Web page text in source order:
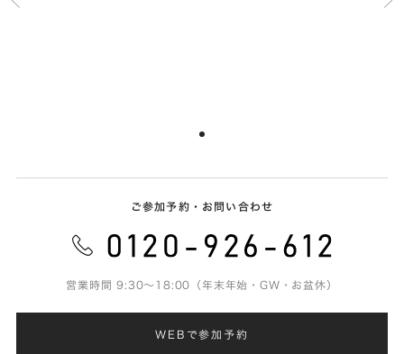
ご参加予約・お問い合わせ
営業時間 9:30～18:00（年末年始・GW・お盆休）
WEBで参加予約